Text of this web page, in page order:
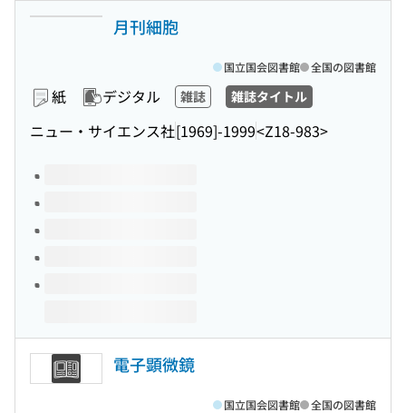
月刊細胞
紙 デジタル 雑誌 雑誌タイトル
ニュー・サイエンス社[1969]-1999<Z18-983>
国立国会図書館 全国の図書館
このタイトルの巻号
電子顕微鏡
国立国会図書館 全国の図書館